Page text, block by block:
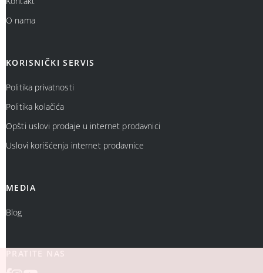
O nama
KORISNIČKI SERVIS
Politika privatnosti
Politika kolačića
Opšti uslovi prodaje u internet prodavnici
Uslovi korišćenja internet prodavnice
MEDIA
Blog